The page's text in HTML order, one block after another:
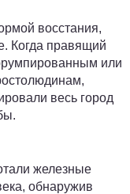
восстания,
Когда правящий
или
весь город
железные
обнаружив